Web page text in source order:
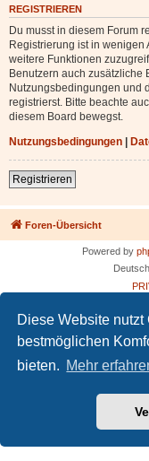
Diese Website
bestmöglichen
bieten. Mehr
REGISTRIEREN
Du musst in diesem Forum
Registrierung ist in wenigen
weitere Funktionen
Benutzern auch zusätzliche
Nutzungsbedingungen und
registrierst. Bitte beachte
diesem Board bewegst.
Nutzungsbedingungen |
Registrieren
Foren-Übersicht
Powered by